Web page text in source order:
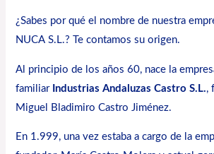
¿Sabes por qué el nombre de nuestra
NUCA S.L.? Te contamos su origen.
Al principio de los años 60, nace la
familiar Industrias Andaluzas Castro S.L.,
Miguel Bladimiro Castro Jiménez.
En 1.999, una vez estaba a cargo de la